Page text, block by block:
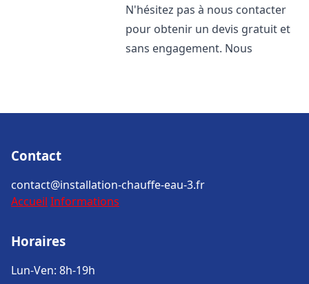
N'hésitez pas à nous contacter
pour obtenir un devis gratuit et
sans engagement. Nous
Contact
contact@installation-chauffe-eau-3.fr
Accueil Informations
Horaires
Lun-Ven: 8h-19h